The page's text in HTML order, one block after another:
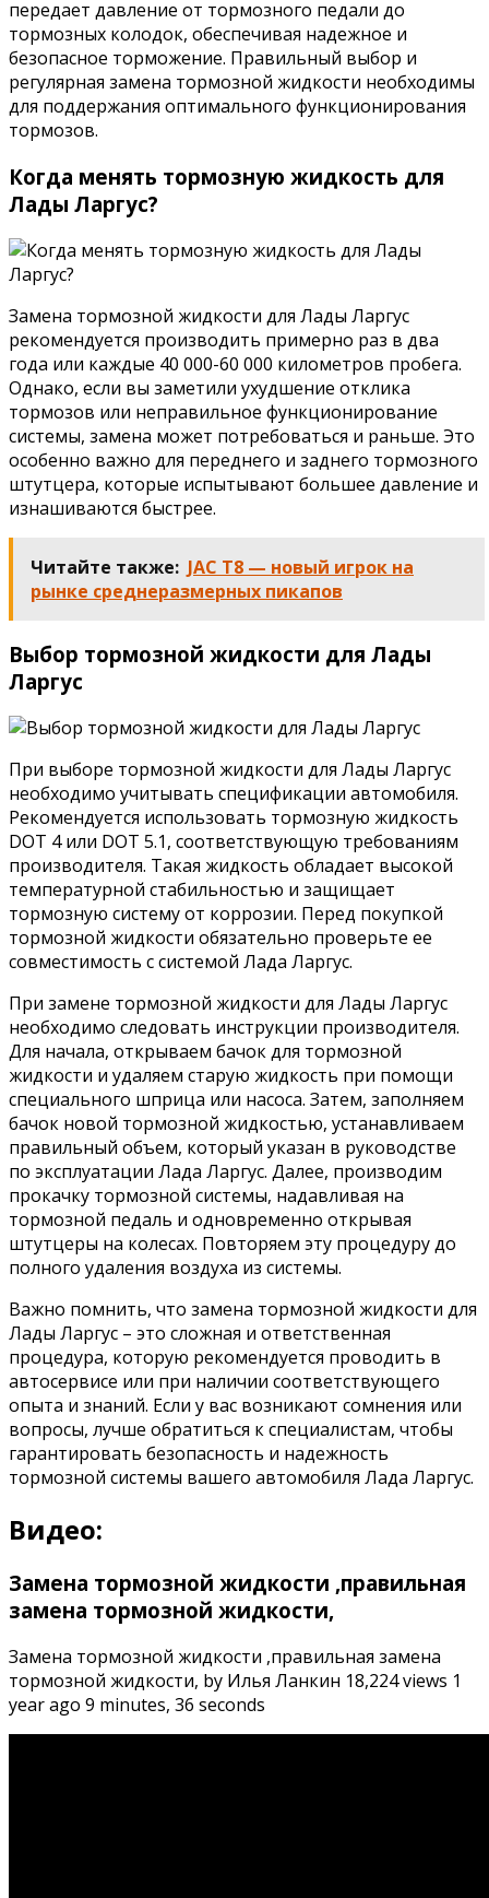
передает давление от тормозного педали до
тормозных колодок, обеспечивая надежное и
безопасное торможение. Правильный выбор и
регулярная замена тормозной жидкости необходимы
для поддержания оптимального функционирования
тормозов.
Когда менять тормозную жидкость для
Лады Ларгус?
Замена тормозной жидкости для Лады Ларгус
рекомендуется производить примерно раз в два
года или каждые 40 000-60 000 километров пробега.
Однако, если вы заметили ухудшение отклика
тормозов или неправильное функционирование
системы, замена может потребоваться и раньше. Это
особенно важно для переднего и заднего тормозного
штутцера, которые испытывают большее давление и
изнашиваются быстрее.
Читайте также: JAC T8 — новый игрок на
рынке среднеразмерных пикапов
Выбор тормозной жидкости для Лады
Ларгус
При выборе тормозной жидкости для Лады Ларгус
необходимо учитывать спецификации автомобиля.
Рекомендуется использовать тормозную жидкость
DOT 4 или DOT 5.1, соответствующую требованиям
производителя. Такая жидкость обладает высокой
температурной стабильностью и защищает
тормозную систему от коррозии. Перед покупкой
тормозной жидкости обязательно проверьте ее
совместимость с системой Лада Ларгус.
При замене тормозной жидкости для Лады Ларгус
необходимо следовать инструкции производителя.
Для начала, открываем бачок для тормозной
жидкости и удаляем старую жидкость при помощи
специального шприца или насоса. Затем, заполняем
бачок новой тормозной жидкостью, устанавливаем
правильный объем, который указан в руководстве
по эксплуатации Лада Ларгус. Далее, производим
прокачку тормозной системы, надавливая на
тормозной педаль и одновременно открывая
штутцеры на колесах. Повторяем эту процедуру до
полного удаления воздуха из системы.
Важно помнить, что замена тормозной жидкости для
Лады Ларгус – это сложная и ответственная
процедура, которую рекомендуется проводить в
автосервисе или при наличии соответствующего
опыта и знаний. Если у вас возникают сомнения или
вопросы, лучше обратиться к специалистам, чтобы
гарантировать безопасность и надежность
тормозной системы вашего автомобиля Лада Ларгус.
Видео:
Замена тормозной жидкости ,правильная
замена тормозной жидкости,
Замена тормозной жидкости ,правильная замена
тормозной жидкости, by Илья Ланкин 18,224 views 1
year ago 9 minutes, 36 seconds